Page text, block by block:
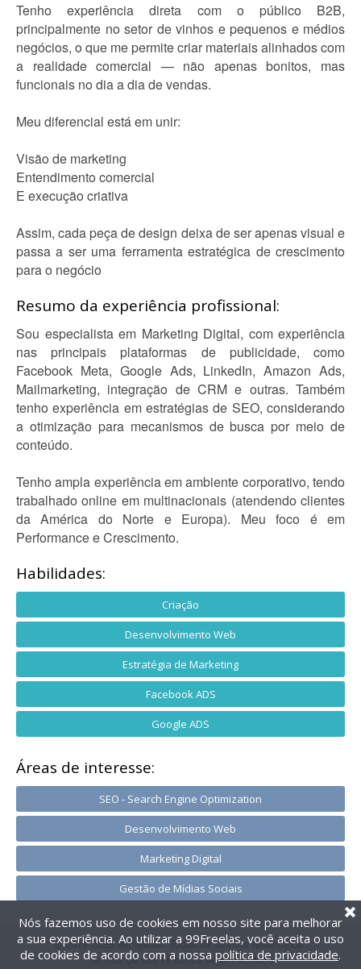
Tenho experiência direta com o público B2B,
principalmente no setor de vinhos e pequenos e médios
negócios, o que me permite criar materiais alinhados com
a realidade comercial — não apenas bonitos, mas
funcionais no dia a dia de vendas.
Meu diferencial está em unir:
Visão de marketing
Entendimento comercial
E execução criativa
Assim, cada peça de design deixa de ser apenas visual e
passa a ser uma ferramenta estratégica de crescimento
para o negócio
Resumo da experiência profissional:
Sou especialista em Marketing Digital, com experiência
nas principais plataformas de publicidade, como
Facebook Meta, Google Ads, LinkedIn, Amazon Ads,
Mailmarketing, integração de CRM e outras. Também
tenho experiência em estratégias de SEO, considerando
a otimização para mecanismos de busca por meio de
conteúdo.
Tenho ampla experiência em ambiente corporativo, tendo
trabalhado online em multinacionais (atendendo clientes
da América do Norte e Europa). Meu foco é em
Performance e Crescimento.
Habilidades:
Criação
Desenvolvimento Web
Estratégia de Marketing
Facebook ADS
Google ADS
Áreas de interesse:
SEO - Search Engine Optimization
Desenvolvimento Web
Marketing Digital
Gestão de Mídias Sociais
@2014-2026 99Freelas. Todos os direitos reservados.
Termos de uso| Política de privacidade
Nós fazemos uso de cookies em nosso site para melhorar
a sua experiência. Ao utilizar a 99Freelas, você aceita o uso
de cookies de acordo com a nossa política de privacidade.